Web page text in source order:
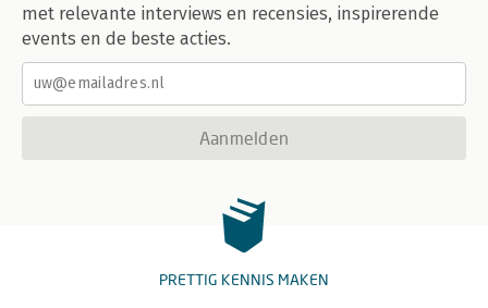
met relevante interviews en recensies, inspirerende
events en de beste acties.
Aanmelden
PRETTIG KENNIS MAKEN